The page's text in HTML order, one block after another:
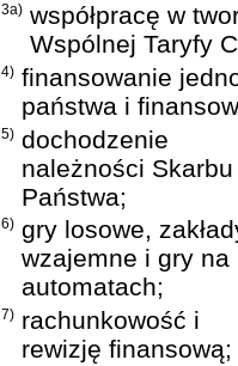
3a) współpracę w
Wspólnej Taryfy
4) finansowanie
państwa i
5) dochodzenie
należności Skarbu
Państwa;
6) gry losowe,
wzajemne i gry na
automatach;
7) rachunkowość i
rewizję finansową;